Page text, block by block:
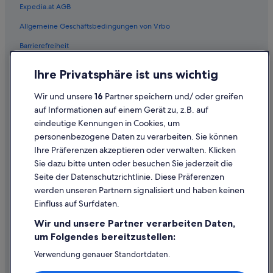
Familien in Kelheim
Hotels mit Fitnessbereich in Kelheim
Hotels mit Pool in Kelheim
Hotels mit WLAN in Kelheim
Nh Hotels in Kelheim
Hotels mit Suiten in Kelheim
Hotels mit Wellnessbereich in Kelheim
Paläste in Kelheim
Pousadas in Kelheim
Hotels nahe Kloster Weltenburg
Hotels nahe Kuchlbauer-Turm
Expedia.at AGB
Allgemeine Geschäftsbedingungen von Vrbo
Barrierefreiheit
Rechtliche Hinweise/Kontakt
Inhaltsrichtlinien und Melden von Inhalten
Hilfe
Hilfe
Rückerstattungsprozess und Zeitrahmen
Buchen Sie einen Flug mit einer Gutschrift bei der Fluggesellschaft
Ihre Privatsphäre ist uns wichtig
Wir und unsere16 Partner speichern und/ oder greifen
auf Informationen auf einem Gerät zu, z.B. auf
eindeutige Kennungen in Cookies, um
personenbezogene Daten zu verarbeiten. Sie können
Ihre Präferenzen akzeptieren oder verwalten. Klicken
Sie dazu bitte unten oder besuchen Sie jederzeit die
Seite der Datenschutzrichtlinie. Diese Präferenzen
werden unseren Partnern signalisiert und haben keinen
Einfluss auf Surfdaten.
Wir und unsere Partner verarbeiten Daten,
um Folgendes bereitzustellen:
Verwendung genauer Standortdaten.